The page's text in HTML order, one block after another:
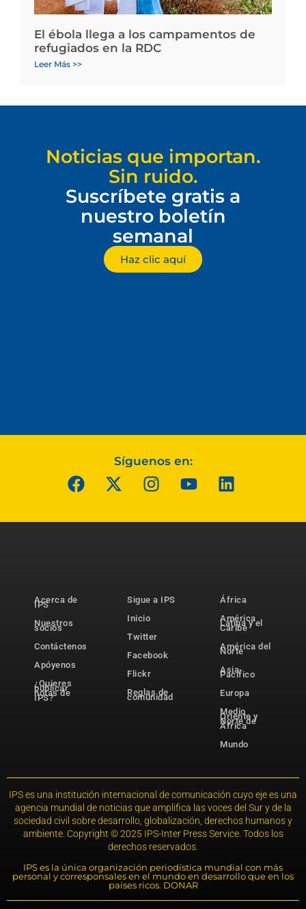
El ébola llega a los campamentos de
refugiados en la RDC
Leer Más >>
Noticias que importan.
Sin ruido.
Suscríbete gratis a
nuestro boletín
semanal
Haz clic aquí
Síguenos en:
Acerca de
IPS
Nuestros
socios
Contáctenos
Apóyenos
¿Quieres
publicar
notas de
IPS?
Sigue a IPS
Inicio
Twitter
Facebook
Flickr
Reglas de
comunidad
África
América
Latina y el
Caribe
América del
Norte
Asia-
Pacífico
Europa
Medio
Oriente y
Norte de
África
Mundo
IPS es una institución internacional de comunicación cuyo eje es una
agencia mundial de noticias que amplifica las voces del Sur y de la
sociedad civil sobre desarrollo, globalización, derechos humanos y
ambiente. Copyright © 2025 IPS-Inter Press Service. Todos los
derechos reservados.
IPS es la única organización periodística mundial con más
personal y corresponsales en el mundo en desarrollo que en los
países ricos. DONAR